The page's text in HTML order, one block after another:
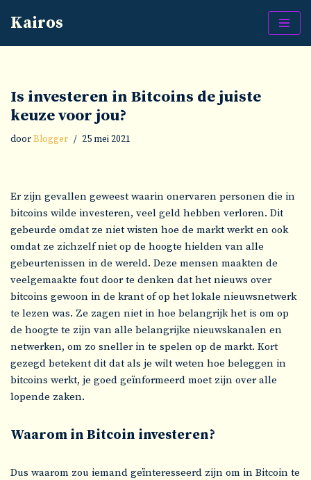
inhoud
Kairos
Is investeren in Bitcoins de juiste
keuze voor jou?
doorBlogger 25 mei 2021
Er zijn gevallen geweest waarin onervaren personen die in
bitcoins wilde investeren, veel geld hebben verloren. Dit
gebeurde omdat ze niet wisten hoe de markt werkt en ook
omdat ze zichzelf niet op de hoogte hielden van alle
gebeurtenissen in de wereld. Deze mensen maakten de
veelgemaakte fout door te denken dat het nieuws over
bitcoins gewoon in de krant of op het lokale nieuwsnetwerk
te lezen was. Ze zagen niet in hoe belangrijk het is om op
de hoogte te zijn van alle belangrijke nieuwskanalen en
netwerken, om zo sneller in te spelen op de markt. Kort
gezegd betekent dit dat als je wilt weten hoe beleggen in
bitcoins werkt, je goed geïnformeerd moet zijn over alle
lopende zaken.
Waarom in Bitcoin investeren?
Dus waarom zou iemand geïnteresseerd zijn om in Bitcoin te